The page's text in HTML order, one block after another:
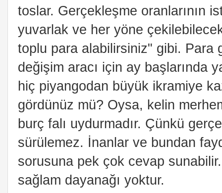
toslar. Gerçekleşme oranlarının
yuvarlak ve her yöne
toplu para alabilirsiniz" gibi. Para
değişim aracı için ay başlarında
hiç piyangodan büyük ikramiye
gördünüz mü? Oysa, kelin
burç falı uydurmadır. Çünkü
sürülemez. İnanlar ve bundan
sorusuna pek çok cevap
sağlam dayanağı yoktur.